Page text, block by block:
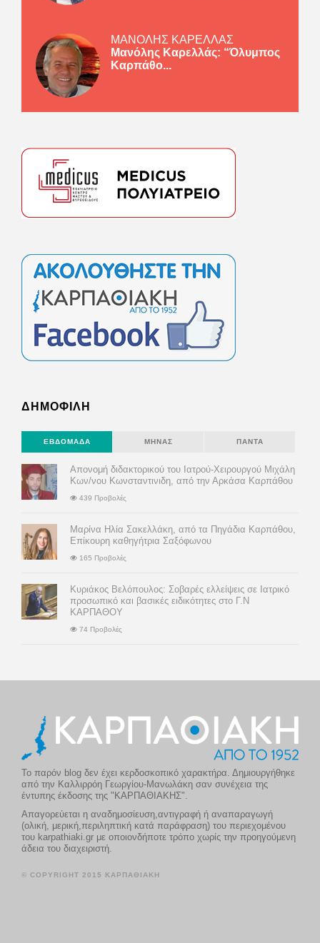
ΜΑΝΟΛΗΣ ΚΑΡΕΛΛΑΣ
Μανόλης Καρελλάς: “Όλυμπος
Καρπάθο...
ΔΗΜΟΦΙΛΗ
ΕΒΔΟΜΆΔΑ ΜΉΝΑΣ ΠΆΝΤΑ
Απονομή διδακτορικού του Ιατρού-Χειρουργού Μιχάλη
Κων/νου Κωνσταντινιδη, από την Αρκάσα Καρπάθου
439 Προβολές
Μαρίνα Ηλία Σακελλάκη, από τα Πηγάδια Καρπάθου,
Επίκουρη καθηγήτρια Σαξόφωνου
165 Προβολές
Κυριάκος Βελόπουλος: Σοβαρές ελλείψεις σε Ιατρικό
προσωπικό και βασικές ειδικότητες στο Γ.Ν
ΚΑΡΠΑΘΟΥ
74 Προβολές
Το παρόν blog δεν έχει κερδοσκοπικό χαρακτήρα. Δημιουργήθηκε
από την Καλλιρρόη Γεωργίου-Μανωλάκη σαν συνέχεια της
έντυπης έκδοσης της "ΚΑΡΠΑΘΙΑΚΗΣ".
Απαγορεύεται η αναδημοσίευση,αντιγραφή ή αναπαραγωγή
(ολική, μερική,περιληπτική κατά παράφραση) του περιεχομένου
του karpathiaki.gr με οποιονδήποτε τρόπο χωρίς την προηγούμενη
άδεια του διαχειριστή.
© COPYRIGHT 2015 ΚΑΡΠΑΘΙΑΚΗ